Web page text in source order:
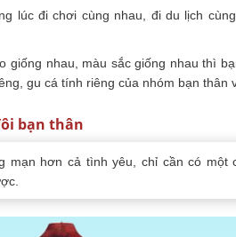
lúc đi chơi cùng nhau, đi du lịch
giống nhau, màu sắc giống nhau thì
gu cá tính riêng của nhóm bạn thân
bạn thân
mạn hơn cả tình yêu, chỉ cần có